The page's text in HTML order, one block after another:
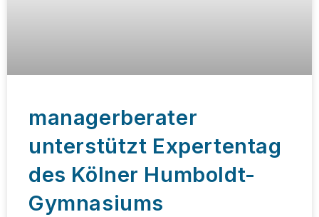
managerberater
unterstützt Expertentag
des Kölner Humboldt-
Gymnasiums